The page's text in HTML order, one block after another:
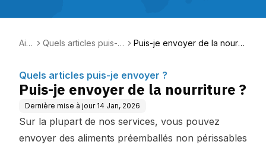
Aid
Quels articles puis-je
Puis-je envoyer de la nourrit
Quels articles puis-je envoyer ?
Puis-je envoyer de la nourriture ?
Dernière mise à jour 14 Jan, 2026
Sur la plupart de nos services, vous pouvez
envoyer des aliments préemballés non périssables